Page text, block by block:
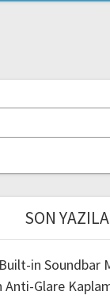
SON
in Soundbar
Anti-Glare